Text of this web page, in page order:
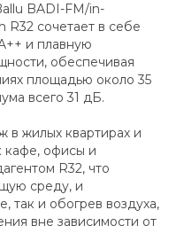
BADI-FM/in-
R32 сочетает в себе
и плавную
обеспечивая
площадью около 35
всего 31 дБ.
в жилых квартирах и
кафе, офисы и
R32, что
среду, и
так и обогрев воздуха,
вне зависимости от